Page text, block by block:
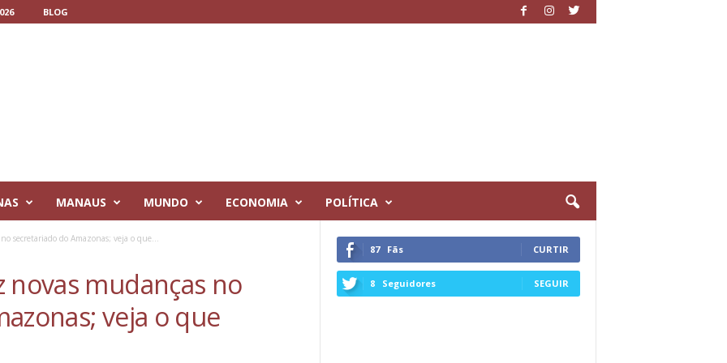
BLOG
MANAUS MUNDO ECONOMIA POLÍTICA
secretariado do Amazonas; veja o que...
novas mudanças no
veja o que
87 Fãs CURTIR
8 Seguidores SEGUIR